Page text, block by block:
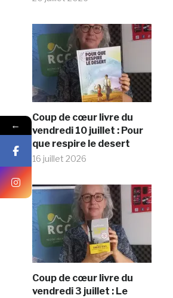
Coup de cœur livre du
vendredi 10 juillet : Pour
que respire le desert
16 juillet 2026
Coup de cœur livre du
vendredi 3 juillet : Le
←